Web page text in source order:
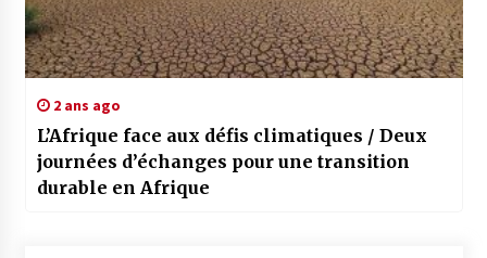
2 ans ago
L’Afrique face aux défis climatiques / Deux
journées d’échanges pour une transition
durable en Afrique